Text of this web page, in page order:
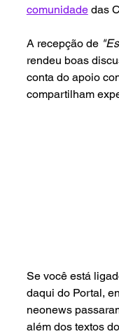
comunidade das
A recepção de
rendeu boas
conta do apoio
compartilham
Se você está
daqui do Portal,
neonews
além dos textos